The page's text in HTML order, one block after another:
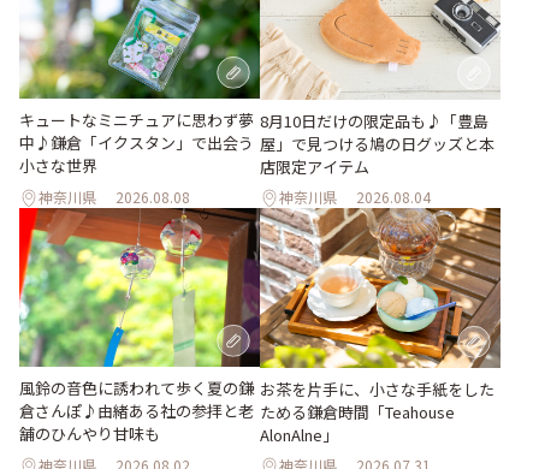
キュートなミニチュアに思わず夢
中♪鎌倉「イクスタン」で出会う
小さな世界
神奈川県 2026.08.08
8月10日だけの限定品も♪「豊島
屋」で見つける鳩の日グッズと本
店限定アイテム
神奈川県 2026.08.04
風鈴の音色に誘われて歩く夏の鎌
倉さんぽ♪由緒ある社の参拝と老
舗のひんやり甘味も
お茶を片手に、小さな手紙をした
ためる鎌倉時間「Teahouse
AlonAlne」